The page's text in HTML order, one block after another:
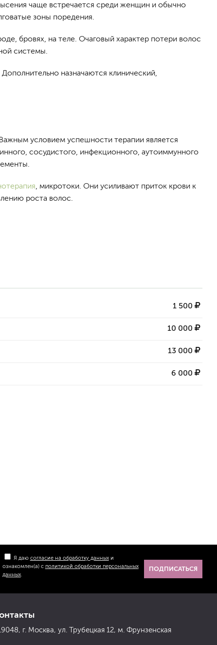
чаще встречается среди женщин и обычно
зоны поредения.
бровях, на теле. Очаговый характер потери волос
системы.
назначаются клинический,
условием успешности терапии является
сосудистого, инфекционного, аутоиммунного
, микротоки. Они усиливают приток крови к
роста волос.
1 500
10 000
13 000
6 000
г. Москва, ул. Трубецкая 12, м. Фрунзенская
Я даю согласие на обработку данныхи
ознакомлен(а) с политикой обработки персональных
данных.
ПОДПИСАТЬСЯ